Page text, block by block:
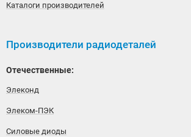
Каталоги производителей
Производители радиодеталей
Отечественные:
Элеконд
Элеком-ПЭК
Силовые диоды